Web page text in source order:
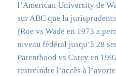
l’American University de
sur ABC que la
(Roe vs Wade en 1973 a
niveau fédéral jusqu’à 28
Parenthood vs Carey en
restreindre l’accès à